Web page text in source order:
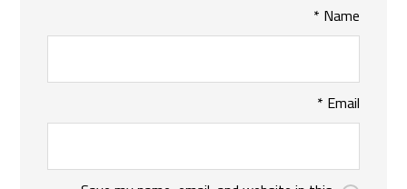
Name
*
Email
*